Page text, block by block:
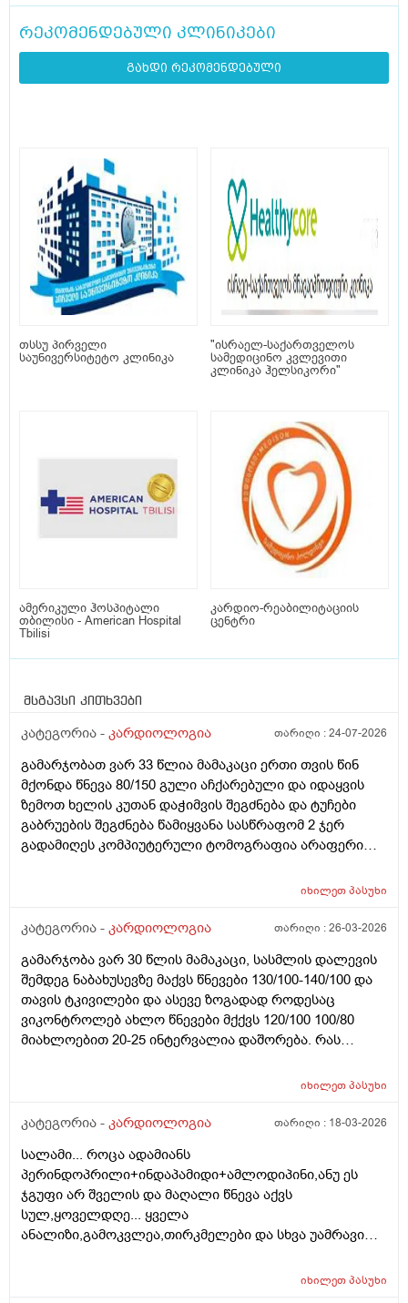
რეკომენდებული კლინიკები
გახდი რეკომენდებული
თსსუ პირველი
საუნივერსიტეტო კლინიკა
"ისრაელ-საქართველოს
სამედიცინო კვლევითი
კლინიკა ჰელსიკორი"
ამერიკული ჰოსპიტალი
თბილისი - American Hospital
Tbilisi
კარდიო-რეაბილიტაციის
ცენტრი
მსგავსი კითხვები
კატეგორია - კარდიოლოგია თარიღი :24-07-2026
გამარჯობათ ვარ 33 წლია მამაკაცი ერთი თვის წინ
მქონდა წნევა 80/150 გული აჩქარებული და იდაყვის
ზემოთ ხელის კუთან დაჭიმვის შეგძნება და ტუჩები
გაბრუების შეგძნება წამიყვანა სასწრაფომ 2 ჯერ
გადამიღეს კომპიუტერული ტომოგრაფია არაფერი
აჩვენა K + 3.33 ნორმა უწერია 3.5 - 5 ასევე ca++ 1.01
ნაკლებობამ შესაძლებელია გამოეწვია მსგავსი
ისევ მაქვს
იხილეთპასუხი
კატეგორია - კარდიოლოგია თარიღი :26-03-2026
გამარჯობა ვარ 30 წლის მამაკაცი, სასმლის დალევის
შემდეგ ნაბახუსევზე მაქვს წნევები 130/100-140/100 და
თავის ტკივილები და ასევე ზოგადად როდესაც
ვიკონტროლებ ახლო წნევები მქქვს 120/100 100/80
მიახლოებით 20-25 ინტერვალია დაშორება. რას
იხილეთპასუხი
კატეგორია - კარდიოლოგია თარიღი : 18-03-2026
სალამი... როცა ადამიანს
პერინდოპრილი+ინდაპამიდი+ამლოდიპინი,ანუ ეს
ჯგუფი არ შველის და მაღალი წნევა აქვს
სულ,ყოველდღე... ყველა
ანალიზი,გამოკვლეა,თირკმელები და სხვა უამრავი
მომიჯნავე სხვა წნევის დამარეგულირებლების
იხილეთპასუხი